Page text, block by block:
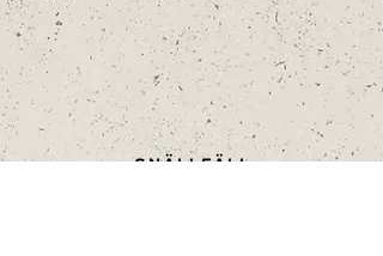
SNÄLLFÄLL